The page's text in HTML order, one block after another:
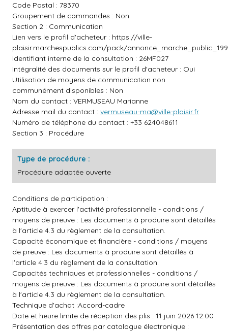
Code Postal : 78370
Groupement de commandes : Non
Section 2 : Communication
Lien vers le profil d'acheteur : https://ville-
plaisir.marchespublics.com/pack/
Identifiant interne de la consultation : 26MF027
Intégralité des documents sur le profil d'acheteur : Oui
Utilisation de moyens de communication non
communément disponibles : Non
Nom du contact : VERMUSEAU Marianne
Adresse mail du contact : vermuseau-ma@ville-plaisir.fr
Numéro de téléphone du contact : +33 624048611
Section 3 : Procédure
Type de procédure :
Procédure adaptée ouverte
Conditions de participation :
Aptitude à exercer l'activité professionnelle - conditions /
moyens de preuve : Les documents à produire sont détaillés
à l'article 4.3 du règlement de la consultation.
Capacité économique et financière - conditions / moyens
de preuve : Les documents à produire sont détaillés à
l'article 4.3 du règlement de la consultation.
Capacités techniques et professionnelles - conditions /
moyens de preuve : Les documents à produire sont détaillés
à l'article 4.3 du règlement de la consultation.
Technique d'achat :Accord-cadre
Date et heure limite de réception des plis : 11 juin 2026 12:00
Présentation des offres par catalogue électronique :